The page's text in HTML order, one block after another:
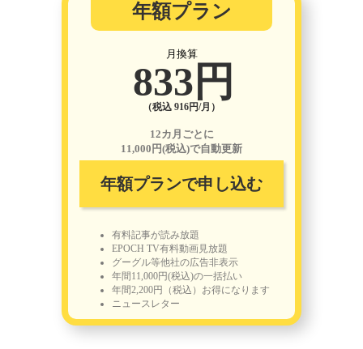
年額プラン
月換算
833円
（税込 916円/月）
12カ月ごとに
11,000円(税込)で自動更新
年額プランで申し込む
有料記事が読み放題
EPOCH TV有料動画見放題
グーグル等他社の広告非表示
年間11,000円(税込)の一括払い
年間2,200円（税込）お得になります
ニュースレター